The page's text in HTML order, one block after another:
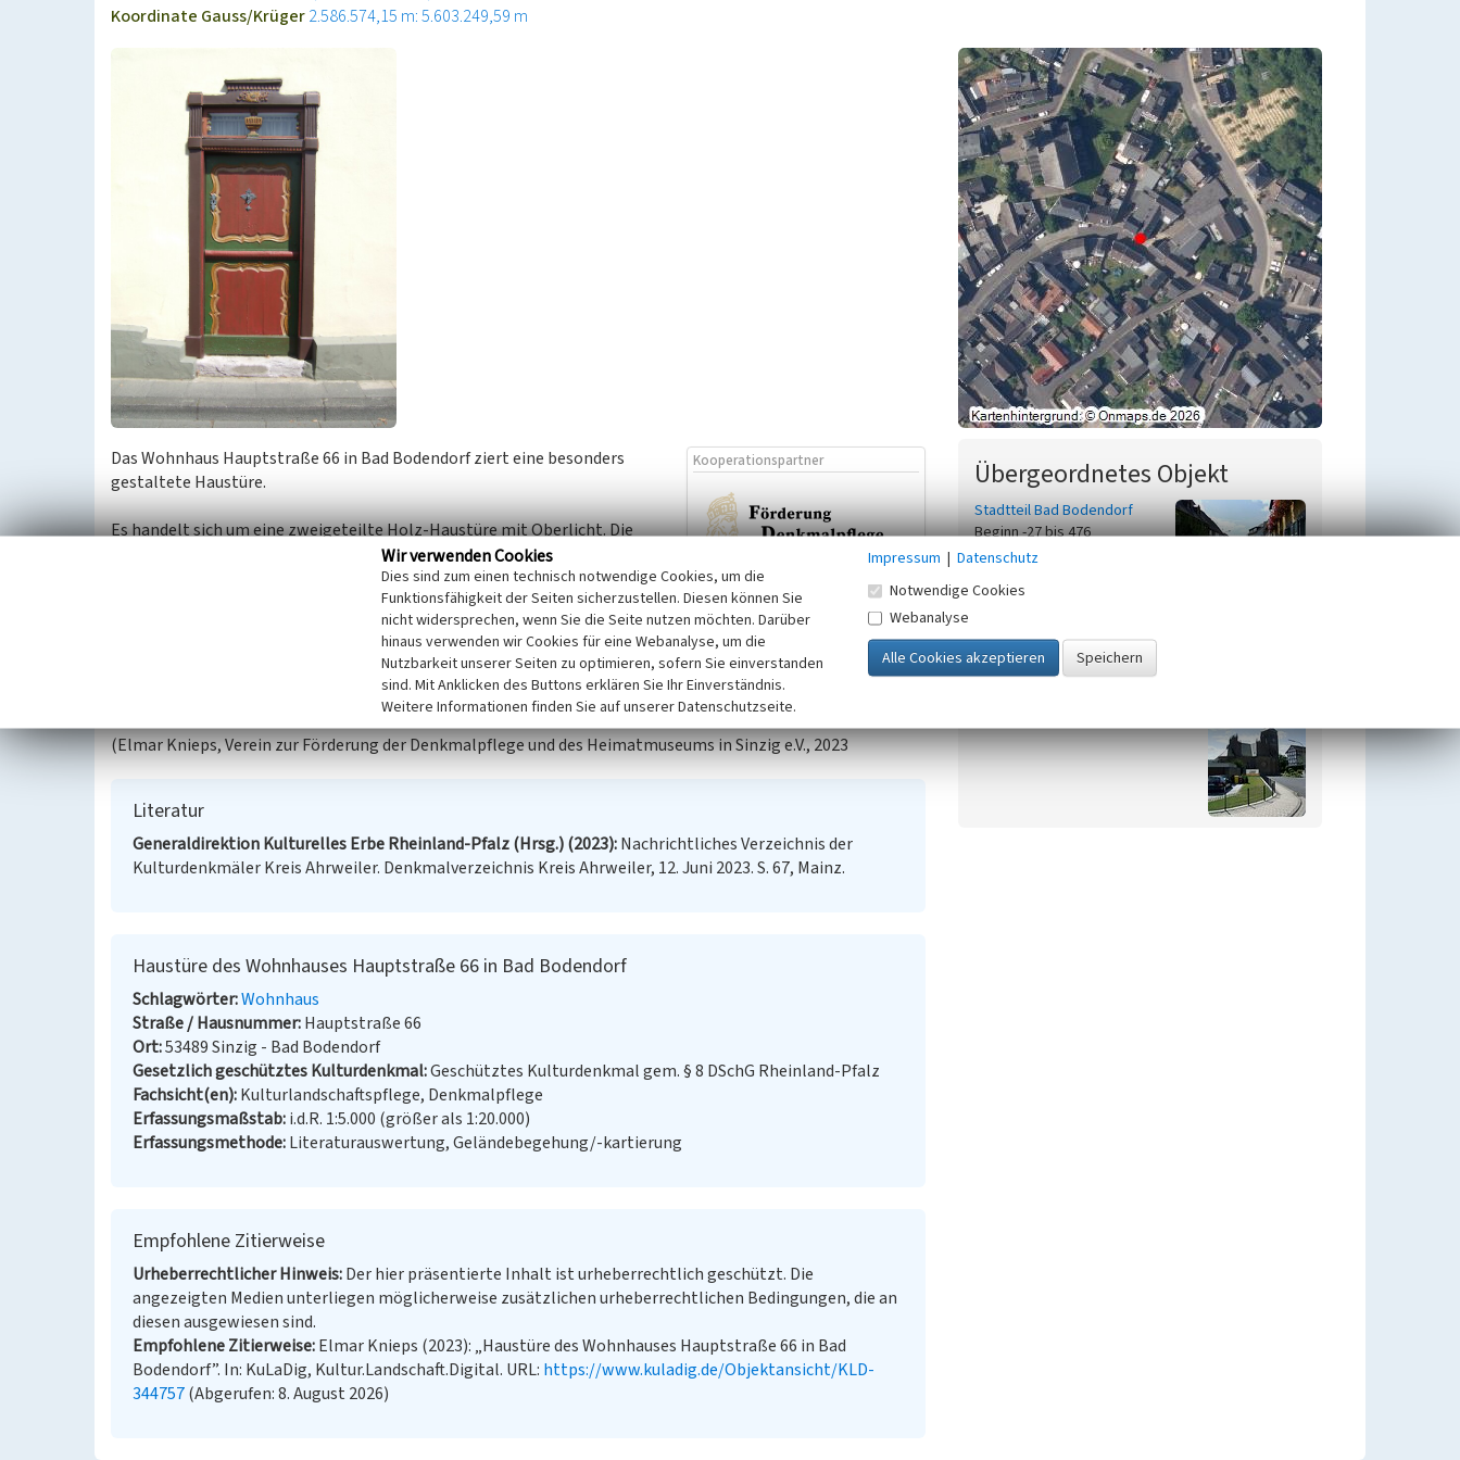
Koordinate Gauss/Krüger2.586.574,15 m: 5.603.249,59 m
Kooperationspartner
Das Wohnhaus Hauptstraße 66 in Bad Bodendorf ziert eine besonders
gestaltete Haustüre.
Es handelt sich um eine zweigeteilte Holz-Haustüre mit Oberlicht. Die
Türblätter sind mit geschnitzten Ornamenten versehen und farblich
gestaltet. Der Türrahmen ist im Bereich des Oberlichts unter anderem mit
Das Objekt „zweigeteilte Tür (an) Hauptstraße 66“ in Sinzig-Bad Bodendorf ist ein eingetragenes
Baudenkmal (Denkmalverzeichnis für den Kreis Ahrweiler 2022, S. 67).
(Elmar Knieps, Verein zur Förderung der Denkmalpflege und des Heimatmuseums in Sinzig e.V., 2023
Literatur
Generaldirektion Kulturelles Erbe Rheinland-Pfalz (Hrsg.) (2023) Nachrichtliches Verzeichnis der
Kulturdenkmäler Kreis Ahrweiler. Denkmalverzeichnis Kreis Ahrweiler, 12. Juni 2023. S. 67, Mainz.
Haustüre des Wohnhauses Hauptstraße 66 in Bad Bodendorf
Schlagwörter Wohnhaus
Straße / Hausnummer Hauptstraße 66
Ort 53489 Sinzig - Bad Bodendorf
Gesetzlich geschütztes Kulturdenkmal Geschütztes Kulturdenkmal gem. § 8 DSchG Rheinland-Pfalz
Fachsicht(en) Kulturlandschaftspflege, Denkmalpflege
Erfassungsmaßstab i.d.R. 1:5.000 (größer als 1:20.000)
Erfassungsmethode Literaturauswertung, Geländebegehung/-kartierung
Empfohlene Zitierweise
Urheberrechtlicher Hinweis Der hier präsentierte Inhalt ist urheberrechtlich geschützt. Die
angezeigten Medien unterliegen möglicherweise zusätzlichen urheberrechtlichen Bedingungen, die an
diesen ausgewiesen sind.
Empfohlene Zitierweise Elmar Knieps (2023): „Haustüre des Wohnhauses Hauptstraße 66 in Bad
Bodendorf”. In: KuLaDig, Kultur.Landschaft.Digital. URL: https://www.kuladig.de/Objektansicht/KLD-
344757(Abgerufen: 8. August 2026)
Übergeordnetes Objekt
Stadtteil Bad Bodendorf
Beginn -27 bis 476
Zugehörig zu 1
Wir verwenden Cookies
Dies sind zum einen technisch notwendige Cookies, um die
Funktionsfähigkeit der Seiten sicherzustellen. Diesen können Sie
nicht widersprechen, wenn Sie die Seite nutzen möchten. Darüber
hinaus verwenden wir Cookies für eine Webanalyse, um die
Nutzbarkeit unserer Seiten zu optimieren, sofern Sie einverstanden
sind. Mit Anklicken des Buttons erklären Sie Ihr Einverständnis.
Weitere Informationen finden Sie auf unserer Datenschutzseite.
Impressum | Datenschutz
Notwendige Cookies
Webanalyse